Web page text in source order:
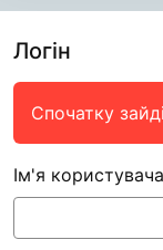
Логін
Спочатку
Ім'я